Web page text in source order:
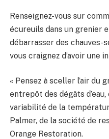
Renseignez-vous sur
écureuils dans un grenier
débarrasser des chauves-
vous craignez d’avoir une
« Pensez à sceller l’air du
entrepôt des dégâts
variabilité de la
Palmer, de la société de
Orange Restoration.